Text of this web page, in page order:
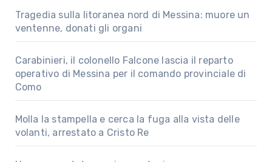
Tragedia sulla litoranea nord di Messina: muore un
ventenne, donati gli organi
Carabinieri, il colonello Falcone lascia il reparto
operativo di Messina per il comando provinciale di
Como
Molla la stampella e cerca la fuga alla vista delle
volanti, arrestato a Cristo Re